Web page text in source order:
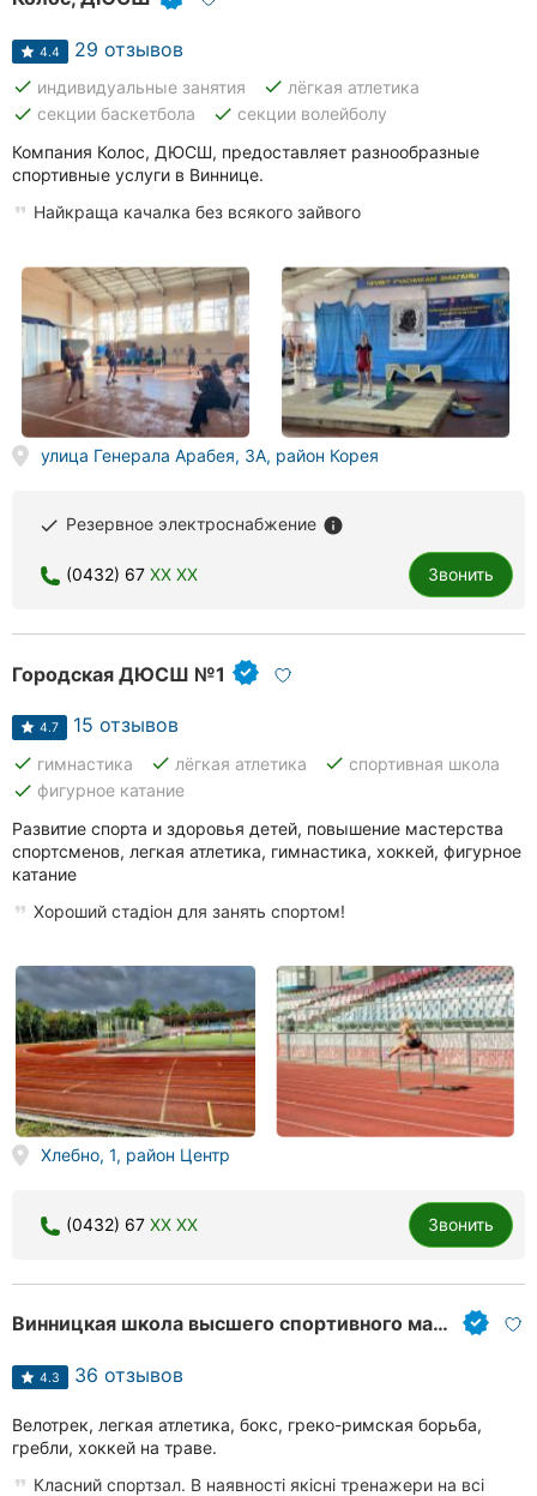
4.4 29 отзывов
done индивидуальные занятия done лёгкая атлетика
done секции баскетбола done секции волейболу
Компания Колос, ДЮСШ, предоставляет разнообразные
спортивные услуги в Виннице.
Найкраща качалка без всякого зайвого
улица Генерала Арабея, 3А, район Корея
done Резервное электроснабжение info
(0432) 67 XX XX Звонить
Городская ДЮСШ №1
4.7 15 отзывов
done гимнастика done лёгкая атлетика done спортивная школа
done фигурное катание
Развитие спорта и здоровья детей, повышение мастерства
спортсменов, легкая атлетика, гимнастика, хоккей, фигурное
катание
Хороший стадіон для занять спортом!
Хлебно, 1, район Центр
(0432) 67 XX XX Звонить
Винницкая школа высшего спортивного мастерства
4.3 36 отзывов
Велотрек, легкая атлетика, бокс, греко-римская борьба,
гребли, хоккей на траве.
Класний спортзал. В наявності якісні тренажери на всі